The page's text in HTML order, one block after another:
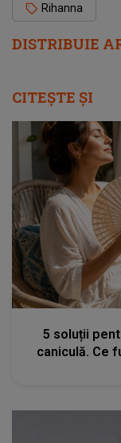
DISTRIBUIE
Rihanna
CITEȘTE ȘI
5 soluții
caniculă. Ce